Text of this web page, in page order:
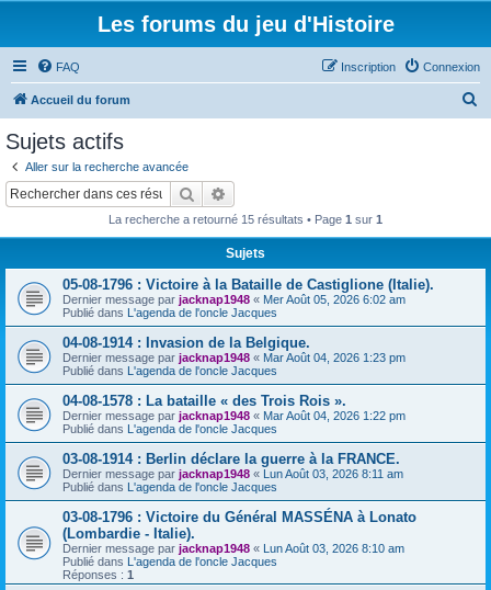
Les forums du jeu d'Histoire
FAQ Connexion
Inscription
Accueil du forum
Sujets actifs
Aller sur la recherche avancée
Rechercher
La recherche a retourné 15 résultats • Page 1 sur 1
Sujets
05-08-1796 : Victoire à la Bataille de Castiglione (Italie).
Dernier message par jacknap1948 « Mer Août 05, 2026 6:02 am
Publié dans L'agenda de l'oncle Jacques
04-08-1914 : Invasion de la Belgique.
Dernier message par jacknap1948 « Mar Août 04, 2026 1:23 pm
Publié dans L'agenda de l'oncle Jacques
04-08-1578 : La bataille « des Trois Rois ».
Dernier message par jacknap1948 « Mar Août 04, 2026 1:22 pm
Publié dans L'agenda de l'oncle Jacques
03-08-1914 : Berlin déclare la guerre à la FRANCE.
Dernier message par jacknap1948 « Lun Août 03, 2026 8:11 am
Publié dans L'agenda de l'oncle Jacques
03-08-1796 : Victoire du Général MASSÉNA à Lonato
(Lombardie - Italie).
Dernier message par jacknap1948 « Lun Août 03, 2026 8:10 am
Publié dans L'agenda de l'oncle Jacques
Réponses : 1